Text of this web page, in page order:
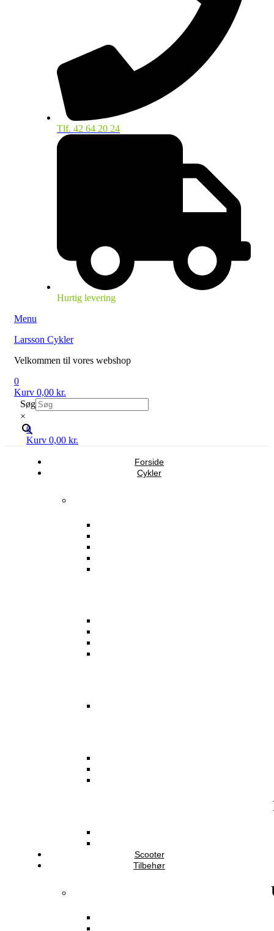
Tlf. 42 64 20 24
Hurtig levering
Menu
Larsson Cykler
Velkommen til vores webshop
0
Kurv 0,00 kr.
Søg
×
0
Kurv 0,00 kr.
Forside
Cykler
Scooter
Tilbehør